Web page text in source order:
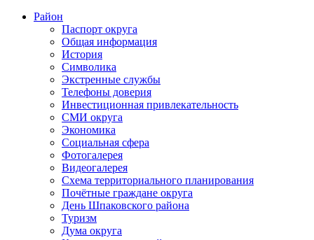
Район
Паспорт округа
Общая информация
История
Символика
Экстренные службы
Телефоны доверия
Инвестиционная привлекательность
СМИ округа
Экономика
Социальная сфера
Фотогалерея
Видеогалерея
Схема территориального планирования
Почётные граждане округа
День Шпаковского района
Туризм
Дума округа